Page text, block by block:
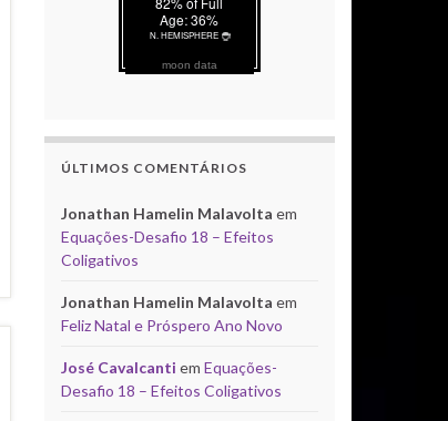
moon data
ÚLTIMOS COMENTÁRIOS
Jonathan Hamelin Malavolta em
Equações-Desafio 18 – Efeitos
Coligativos
Jonathan Hamelin Malavolta em
Feliz Natal e Próspero Ano Novo
José Cavalcanti em Equações-
Desafio 18 – Efeitos Coligativos